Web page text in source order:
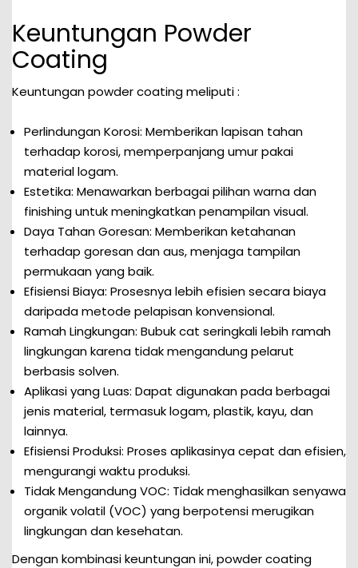
Keuntungan Powder
Coating
Keuntungan powder coating meliputi :
Perlindungan Korosi: Memberikan lapisan tahan
terhadap korosi, memperpanjang umur pakai
material logam.
Estetika: Menawarkan berbagai pilihan warna dan
finishing untuk meningkatkan penampilan visual.
Daya Tahan Goresan: Memberikan ketahanan
terhadap goresan dan aus, menjaga tampilan
permukaan yang baik.
Efisiensi Biaya: Prosesnya lebih efisien secara biaya
daripada metode pelapisan konvensional.
Ramah Lingkungan: Bubuk cat seringkali lebih ramah
lingkungan karena tidak mengandung pelarut
berbasis solven.
Aplikasi yang Luas: Dapat digunakan pada berbagai
jenis material, termasuk logam, plastik, kayu, dan
lainnya.
Efisiensi Produksi: Proses aplikasinya cepat dan efisien,
mengurangi waktu produksi.
Tidak Mengandung VOC: Tidak menghasilkan senyawa
organik volatil (VOC) yang berpotensi merugikan
lingkungan dan kesehatan.
Dengan kombinasi keuntungan ini, powder coating